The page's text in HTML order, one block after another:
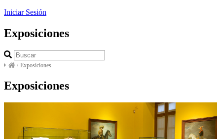
Iniciar Sesión
Exposiciones
/ Exposiciones
Exposiciones